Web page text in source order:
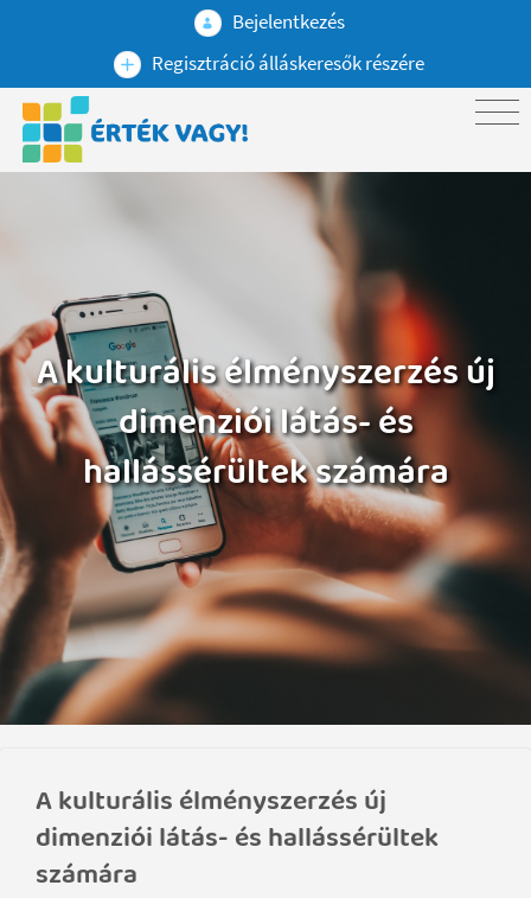
Bejelentkezés
Regisztráció álláskeresők részére
A kulturális élményszerzés új
dimenziói látás- és
hallássérültek számára
A kulturális élményszerzés új
dimenziói látás- és hallássérültek
számára